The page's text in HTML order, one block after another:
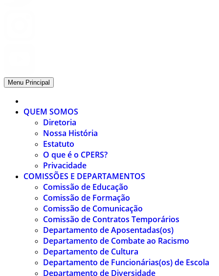
Menu Principal
QUEM SOMOS
Diretoria
Nossa História
Estatuto
O que é o CPERS?
Privacidade
COMISSÕES E DEPARTAMENTOS
Comissão de Educação
Comissão de Formação
Comissão de Comunicação
Comissão de Contratos Temporários
Departamento de Aposentadas(os)
Departamento de Combate ao Racismo
Departamento de Cultura
Departamento de Funcionárias(os) de Escola
Departamento de Diversidade